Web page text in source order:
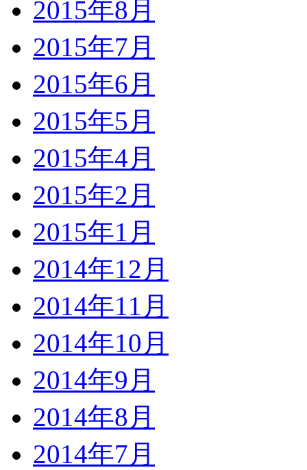
2015年8月
2015年7月
2015年6月
2015年5月
2015年4月
2015年2月
2015年1月
2014年12月
2014年11月
2014年10月
2014年9月
2014年8月
2014年7月